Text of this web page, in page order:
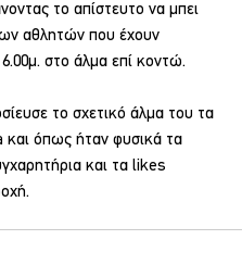
το απίστευτο να μπει
αθλητών που έχουν
6.00μ. στο άλμα επί κοντώ.
το σχετικό άλμα του τα
όπως ήταν φυσικά τα
και τα likes